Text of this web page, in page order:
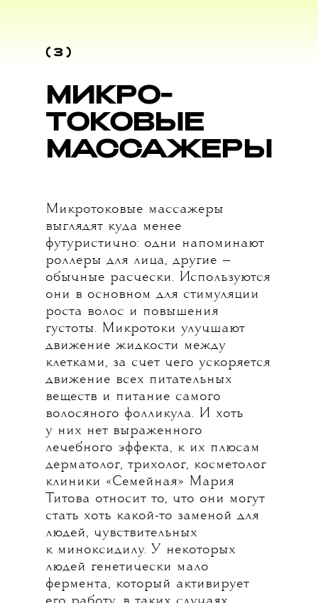
( 3 )
МИКРО-
ТОКОВЫЕ
МАССАЖЕРЫ
Микротоковые массажеры
выглядят куда менее
футуристично: одни напоминают
роллеры для лица, другие —
обычные расчески. Используются
они в основном для стимуляции
роста волос и повышения
густоты. Микротоки улучшают
движение жидкости между
клетками, за счет чего ускоряется
движение всех питательных
веществ и питание самого
волосяного фолликула. И хоть
у них нет выраженного
лечебного эффекта, к их плюсам
дерматолог, трихолог, косметолог
клиники «Семейная» Мария
Титова относит то, что они могут
стать хоть какой-то заменой для
людей, чувствительных
к миноксидилу. У некоторых
людей генетически мало
фермента, который активирует